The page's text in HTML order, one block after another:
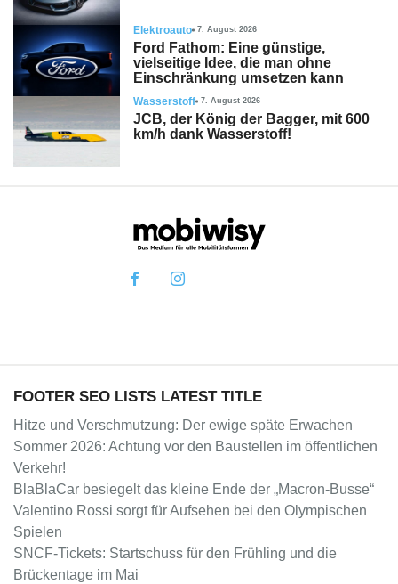
Elektroauto 7. August 2026
Ford Fathom: Eine günstige,
vielseitige Idee, die man ohne
Einschränkung umsetzen kann
Wasserstoff 7. August 2026
JCB, der König der Bagger, mit 600
km/h dank Wasserstoff!
FOOTER SEO LISTS LATEST TITLE
Hitze und Verschmutzung: Der ewige späte Erwachen
Sommer 2026: Achtung vor den Baustellen im öffentlichen
Verkehr!
BlaBlaCar besiegelt das kleine Ende der „Macron-Busse“
Valentino Rossi sorgt für Aufsehen bei den Olympischen
Spielen
SNCF-Tickets: Startschuss für den Frühling und die
Brückentage im Mai